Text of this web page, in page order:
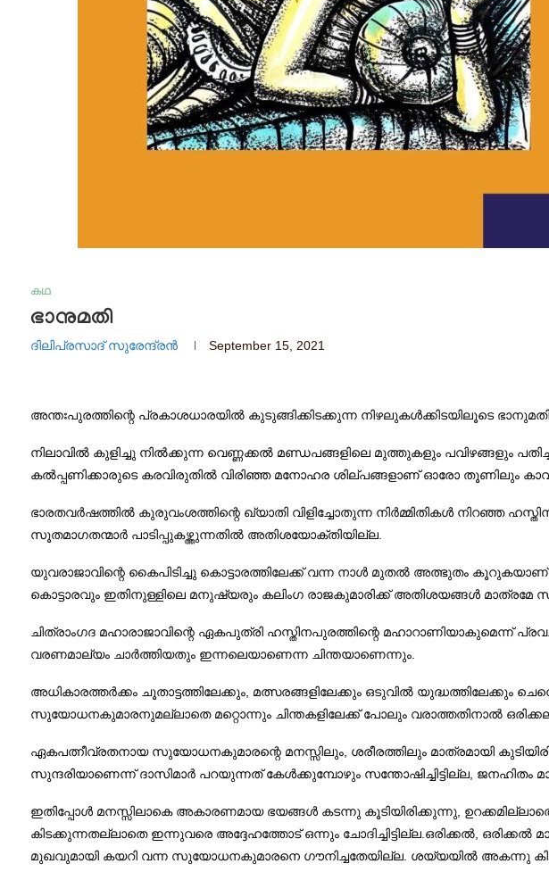
കഥ
ഭാനുമതി
ദിലിപ്രസാദ്‌ സുരേന്ദ്രൻ September 15, 2021
അന്തഃപുരത്തിന്റെ പ്രകാശധാരയിൽ കുടുങ്ങിക്കിടക്കുന്ന നിഴലുകൾക്കിടയിലൂടെ
നിലാവിൽ കുളിച്ചു നിൽക്കുന്ന വെണ്ണക്കൽ മണ്ഡപങ്ങളിലെ മുത്തുകളും പവിഴങ്ങളും
കൽപ്പണിക്കാരുടെ കരവിരുതിൽ വിരിഞ്ഞ മനോഹര ശില്പങ്ങളാണ് ഓരോ തൂണിലും
ഭാരതവർഷത്തിൽ കുരുവംശത്തിന്റെ ഖ്യാതി വിളിച്ചോതുന്ന നിർമ്മിതികൾ നിറഞ്ഞ
സൂതമാഗതന്മാർ പാടിപ്പുകഴ്ത്തുന്നതിൽ അതിശയോക്തിയില്ല.
യുവരാജാവിന്റെ കൈപിടിച്ചു കൊട്ടാരത്തിലേക്ക് വന്ന നാൾ മുതൽ അത്ഭുതം
കൊട്ടാരവും ഇതിനുള്ളിലെ മനുഷ്യരും കലിംഗ രാജകുമാരിക്ക് അതിശയങ്ങൾ മാത്രമേ
ചിത്രാംഗദ മഹാരാജാവിന്റെ ഏകപുത്രി ഹസ്തിനപുരത്തിന്റെ മഹാറാണിയാകുമെന്ന്
വരണമാല്യം ചാർത്തിയതും ഇന്നലെയാണെന്ന ചിന്തയാണെന്നും.
അധികാരത്തർക്കം ചൂതാട്ടത്തിലേക്കും, മത്സരങ്ങളിലേക്കും ഒടുവിൽ
സുയോധനകുമാരനുമല്ലാതെ മറ്റൊന്നും ചിന്തകളിലേക്ക് പോലും വരാത്തതിനാൽ
ഏകപത്നീവ്രതനായ സുയോധനകുമാരന്റെ മനസ്സിലും, ശരീരത്തിലും മാത്രമായി
സുന്ദരിയാണെന്ന് ദാസിമാർ പറയുന്നത് കേൾക്കുമ്പോഴും സന്തോഷിച്ചിട്ടില്ല,
ഇതിപ്പോൾ മനസ്സിലാകെ അകാരണമായ ഭയങ്ങൾ കടന്നു കൂടിയിരിക്കുന്നു,
കിടക്കുന്നതല്ലാതെ ഇന്നുവരെ അദ്ദേഹത്തോട് ഒന്നും ചോദിച്ചിട്ടില്ല.ഒരിക്കൽ,
മുഖവുമായി കയറി വന്ന സുയോധനകുമാരനെ ഗൗനിച്ചതേയില്ല. ശയ്യയിൽ അകന്നു